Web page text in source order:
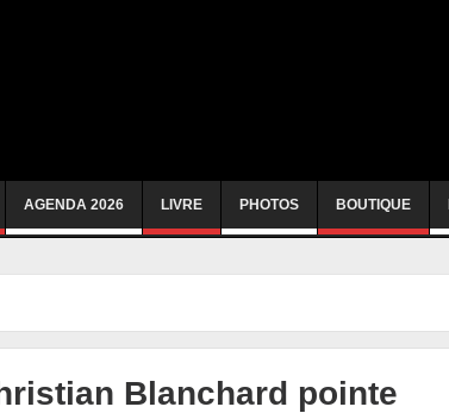
AGENDA 2026 LIVRE PHOTOS BOUTIQUE
Blanchard pointe